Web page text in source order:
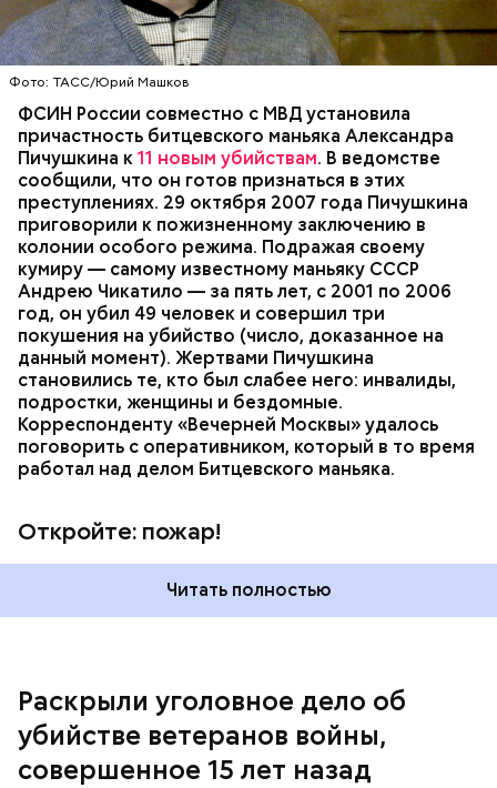
Фото: ТАСС/Юрий Машков
ФСИН России совместно с МВД установила
причастность битцевского маньяка Александра
Пичушкина к11 новым убийствам. В ведомстве
сообщили, что он готов признаться в этих
преступлениях. 29 октября 2007 года Пичушкина
приговорили к пожизненному заключению в
колонии особого режима. Подражая своему
кумиру — самому известному маньяку СССР
Андрею Чикатило — за пять лет, с 2001 по 2006
год, он убил 49 человек и совершил три
покушения на убийство (число, доказанное на
данный момент). Жертвами Пичушкина
становились те, кто был слабее него: инвалиды,
подростки, женщины и бездомные.
Корреспонденту «Вечерней Москвы» удалось
поговорить с оперативником, который в то время
работал над делом Битцевского маньяка.
Откройте: пожар!
Вечером 16 июня пьяный длинноволосый мужчина с
котором жил Александр Пичушкин. Не сумев
открыть дверь, дебошир с силой дернул дверь на
себя и вырвал ее. В этот момент в подъезд
ворвался спецназ.
Читать полностью
МОСКВА ИСТОРИЯ
МАНЬЯКИ
РАССЛЕДОВАНИЯ
УБИЙСТВА
Раскрыли уголовное дело об
убийстве ветеранов войны,
совершенное 15 лет назад
раскрыть преступление по горячим следам, но
благодаря активной и кропотливой работе над
Им оказался ранее неоднократно судимый житель
Правдинского района Калининградской области.
На данный момент мужчина заключен под стражу.